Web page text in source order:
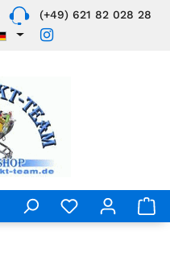
(+49) 621 82 028 28
Du hast 0